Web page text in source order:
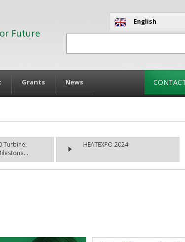
Future
English
Grants News
Turbine:
HEATEXPO 2024